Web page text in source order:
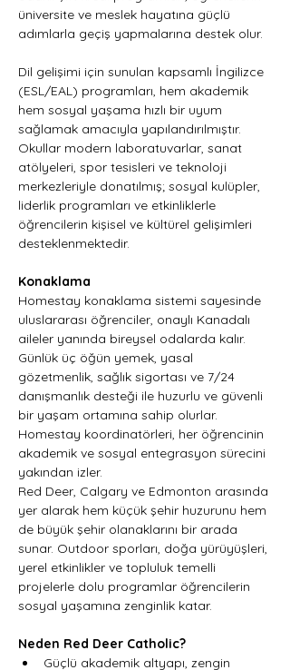
üniversite ve meslek hayatına güçlü
adımlarla geçiş yapmalarına destek olur.
Dil gelişimi için sunulan kapsamlı İngilizce
(ESL/EAL) programları, hem akademik
hem sosyal yaşama hızlı bir uyum
sağlamak amacıyla yapılandırılmıştır.
Okullar modern laboratuvarlar, sanat
atölyeleri, spor tesisleri ve teknoloji
merkezleriyle donatılmış; sosyal kulüpler,
liderlik programları ve etkinliklerle
öğrencilerin kişisel ve kültürel gelişimleri
desteklenmektedir.
Konaklama
Homestay konaklama sistemi sayesinde
uluslararası öğrenciler, onaylı Kanadalı
aileler yanında bireysel odalarda kalır.
Günlük üç öğün yemek, yasal
gözetmenlik, sağlık sigortası ve 7/24
danışmanlık desteği ile huzurlu ve güvenli
bir yaşam ortamına sahip olurlar.
Homestay koordinatörleri, her öğrencinin
akademik ve sosyal entegrasyon sürecini
yakından izler.
Red Deer, Calgary ve Edmonton arasında
yer alarak hem küçük şehir huzurunu hem
de büyük şehir olanaklarını bir arada
sunar. Outdoor sporları, doğa yürüyüşleri,
yerel etkinlikler ve topluluk temelli
projelerle dolu programlar öğrencilerin
sosyal yaşamına zenginlik katar.
Neden Red Deer Catholic?
Güçlü akademik altyapı, zengin